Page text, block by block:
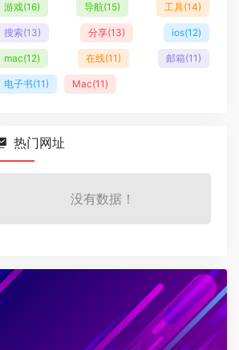
游戏(16) 导航(15) 工具(14)
搜索(13) 分享(13) ios(12)
mac(12) 在线(11) 邮箱(11)
电子书(11) Mac(11)
热门网址
没有数据！